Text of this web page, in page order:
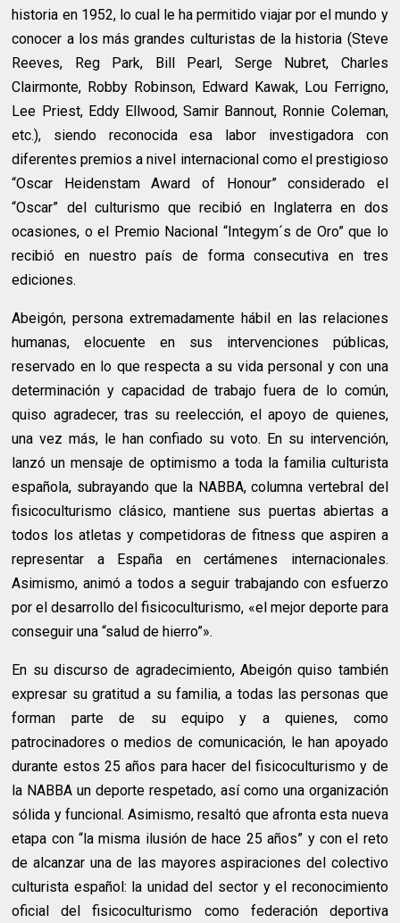
historia en 1952, lo cual le ha permitido viajar por el mundo y
conocer a los más grandes culturistas de la historia (Steve
Reeves, Reg Park, Bill Pearl, Serge Nubret, Charles
Clairmonte, Robby Robinson, Edward Kawak, Lou Ferrigno,
Lee Priest, Eddy Ellwood, Samir Bannout, Ronnie Coleman,
etc.), siendo reconocida esa labor investigadora con
diferentes premios a nivel internacional como el prestigioso
“Oscar Heidenstam Award of Honour” considerado el
“Oscar” del culturismo que recibió en Inglaterra en dos
ocasiones, o el Premio Nacional “Integym´s de Oro” que lo
recibió en nuestro país de forma consecutiva en tres
ediciones.
Abeigón, persona extremadamente hábil en las relaciones
humanas, elocuente en sus intervenciones públicas,
reservado en lo que respecta a su vida personal y con una
determinación y capacidad de trabajo fuera de lo común,
quiso agradecer, tras su reelección, el apoyo de quienes,
una vez más, le han confiado su voto. En su intervención,
lanzó un mensaje de optimismo a toda la familia culturista
española, subrayando que la NABBA, columna vertebral del
fisicoculturismo clásico, mantiene sus puertas abiertas a
todos los atletas y competidoras de fitness que aspiren a
representar a España en certámenes internacionales.
Asimismo, animó a todos a seguir trabajando con esfuerzo
por el desarrollo del fisicoculturismo, «el mejor deporte para
conseguir una “salud de hierro”».
En su discurso de agradecimiento, Abeigón quiso también
expresar su gratitud a su familia, a todas las personas que
forman parte de su equipo y a quienes, como
patrocinadores o medios de comunicación, le han apoyado
durante estos 25 años para hacer del fisicoculturismo y de
la NABBA un deporte respetado, así como una organización
sólida y funcional. Asimismo, resaltó que afronta esta nueva
etapa con “la misma ilusión de hace 25 años” y con el reto
de alcanzar una de las mayores aspiraciones del colectivo
culturista español: la unidad del sector y el reconocimiento
oficial del fisicoculturismo como federación deportiva